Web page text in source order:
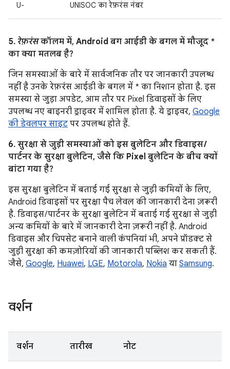
U- UNISOC का रेफ़रंस नंबर
5. रेफ़रंसकॉलम में, Android बग आईडी के बगल में मौजूद *
का क्या मतलब है?
जिन समस्याओं के बारे में सार्वजनिक तौर पर जानकारी उपलब्ध
नहीं है उनके रेफ़रंस आईडी के बगल में * का निशान होता है. इस
समस्या से जुड़ा अपडेट, आम तौर पर Pixel डिवाइसों के लिए
उपलब्ध नए बाइनरी ड्राइवर में शामिल होता है. ये ड्राइवर, Google
की डेवलपर साइट पर उपलब्ध होते हैं.
6. सुरक्षा से जुड़ी समस्याओं को इस बुलेटिन और डिवाइस /
पार्टनर के सुरक्षा बुलेटिन, जैसे कि Pixel बुलेटिन के बीच क्यों
बांटा गया है?
इस सुरक्षा बुलेटिन में बताई गई सुरक्षा से जुड़ी कमियों के लिए,
Android डिवाइसों पर सुरक्षा पैच लेवल की जानकारी देना ज़रूरी
है. डिवाइस / पार्टनर के सुरक्षा बुलेटिन में बताई गई सुरक्षा से जुड़ी
अन्य कमियों के बारे में जानकारी देना ज़रूरी नहीं है. Android
डिवाइस और चिपसेट बनाने वाली कंपनियां भी, अपने प्रॉडक्ट से
जुड़ी सुरक्षा की कमज़ोरियों की जानकारी पब्लिश कर सकती हैं.
जैसे, Google, Huawei, LGE, Motorola, Nokia या Samsung.
वर्शन
वर्शन तारीख नोट